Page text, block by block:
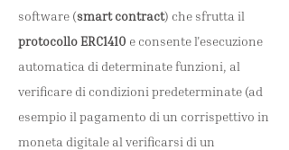
software ( smart contract) che sfrutta il
protocollo ERC1410 e consente l'esecuzione
automatica di determinate funzioni, al
verificare di condizioni predeterminate (ad
esempio il pagamento di un corrispettivo in
moneta digitale al verificarsi di un